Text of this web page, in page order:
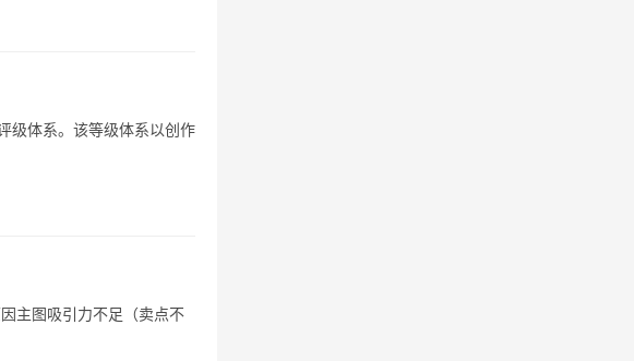
级体系。该等级体系以创作
主图吸引力不足（卖点不